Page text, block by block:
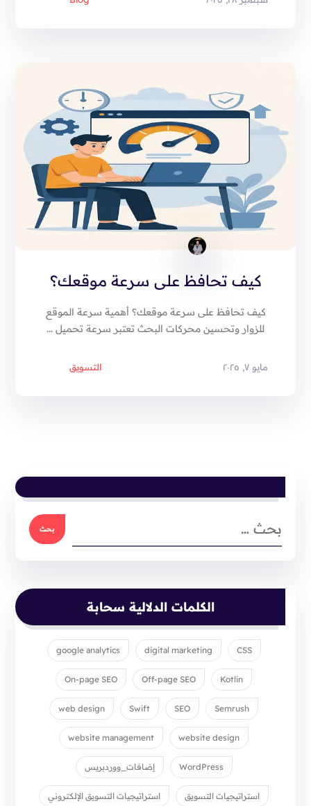
كيف تحافظ على سرعة موقعك؟
التسويق مايو ٧, ٢٠٢٥
كيف تحافظ على سرعة موقعك؟ أهمية سرعة الموقع
للزوار وتحسين محركات البحث تعتبر سرعة تحميل ...
الكلمات الدلالية سحابة
CSS
digital marketing
google analytics
Kotlin
Off-page SEO
On-page SEO
Semrush
SEO
Swift
web design
website design
website management
WordPress إضافات_ووردبريس
استراتيجيات التسويق استراتيجيات التسويق الإلكتروني